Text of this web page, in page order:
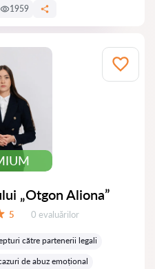
1959
„Otgon Aliona”
5 Evaluărilor:
0 evaluărilor
către partenerii legali
de abuz emoțional